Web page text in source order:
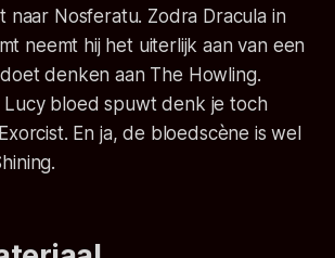
naar Nosferatu. Zodra Dracula in
neemt hij het uiterlijk aan van een
denken aan The Howling.
Lucy bloed spuwt denk je toch
En ja, de bloedscène is wel